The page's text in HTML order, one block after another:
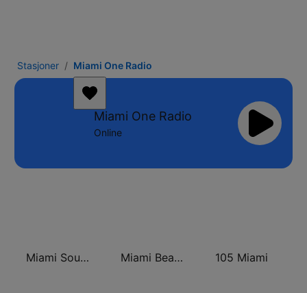
Stasjoner Miami One Radio
Miami One Radio
Online
Miami SoundSets Miami Beach Radio 105 Miami